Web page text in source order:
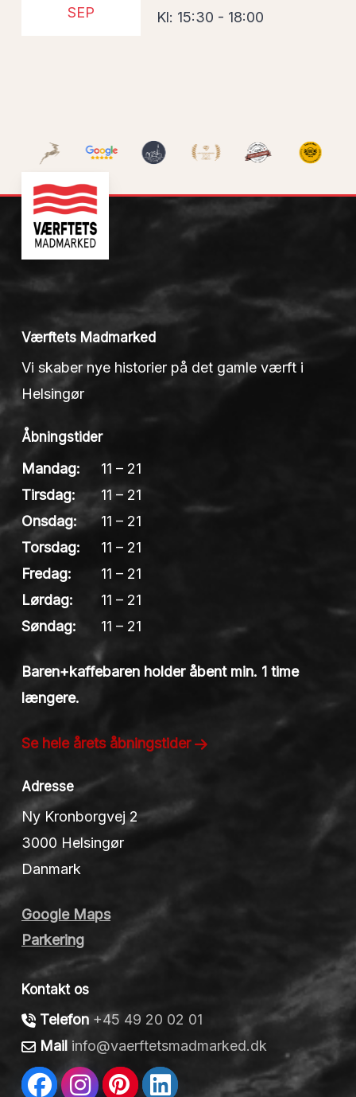
SEP
Kl: 15:30 - 18:00
Værftets Madmarked
Vi skaber nye historier på det gamle værft i
Helsingør
Åbningstider
Mandag:
11 – 21
Tirsdag:
11 – 21
Onsdag:
11 – 21
Torsdag:
11 – 21
Fredag:
11 – 21
Lørdag:
11 – 21
Søndag:
11 – 21
Baren+kaffebaren holder åbent min. 1 time
længere.
Se hele årets åbningstider
Adresse
Ny Kronborgvej 2
3000 Helsingør
Danmark
Google Maps
Parkering
Kontakt os
Telefon +45 49 20 02 01
Mail info@vaerftetsmadmarked.dk